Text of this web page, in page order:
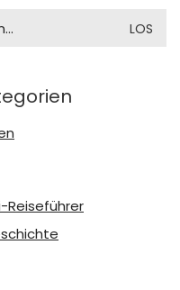
LOS
Reiseführer